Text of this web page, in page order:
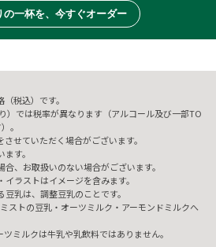
の一杯を、今すぐオーダー
税込）です。
）では税率が異なります（アルコール及び一部TO
。
せていただく場合がございます。
す。
、お取扱いのない場合がございます。
ラストはイメージを含みます。
乳は、調整豆乳のことです。
ストの豆乳・オーツミルク・アーモンドミルクへ
ミルクは牛乳や乳飲料ではありません。